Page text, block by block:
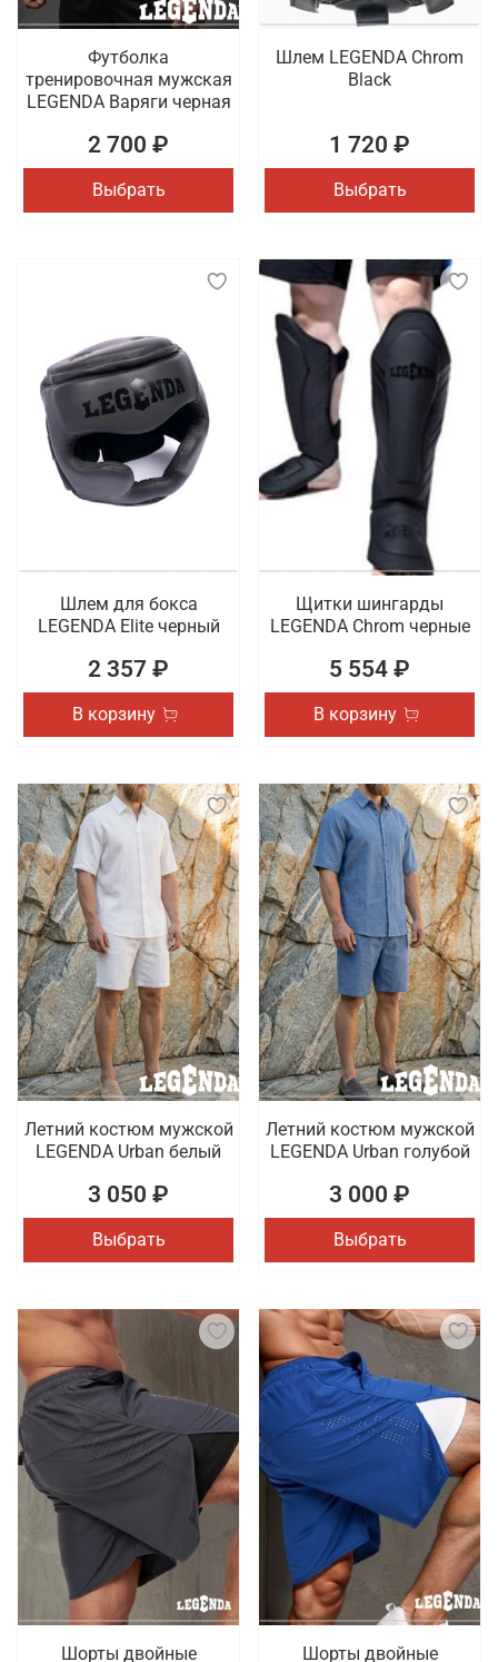
Футболка
тренировочная мужская
LEGENDA Варяги черная
2 700 ₽
Выбрать
Шлем LEGENDA Chrom
Black
1 720 ₽
Выбрать
Шлем для бокса
LEGENDA Elite черный
2 357 ₽
В корзину
Щитки шингарды
LEGENDA Chrom черные
5 554 ₽
В корзину
Летний костюм мужской
LEGENDA Urban белый
3 050 ₽
Выбрать
Летний костюм мужской
LEGENDA Urban голубой
3 000 ₽
Выбрать
Шорты двойные Шорты двойные